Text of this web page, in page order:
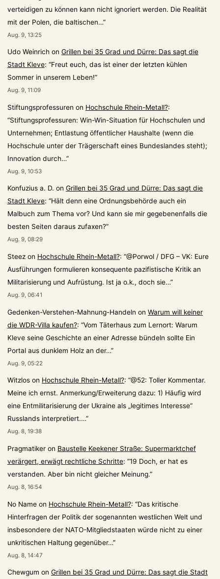
verteidigen zu können kann nicht ignoriert werden. Die Realität
mit der Polen, die baltischen…”
Aug. 9, 13:25
Udo Weinrich on Grillen bei 35 Grad und Dürre: Das sagt die
Stadt Kleve: “Freut euch, das ist einer der letzten kühlen
Sommer in unserem Leben!”
Aug. 9, 11:09
Stiftungsprofessuren on Hochschule Rhein-Metall?:
“Stiftungsprofessuren: Win-Win-Situation für Hochschulen und
Unternehmen; Entlastung öffentlicher Haushalte (wenn die
Hochschule unter der Trägerschaft eines Bundeslandes steht);
Innovation durch…”
Aug. 9, 10:53
Konfuzius a. D. on Grillen bei 35 Grad und Dürre: Das sagt die
Stadt Kleve: “Hält denn eine Ordnungsbehörde auch ein
Malbuch zum Thema vor? Und kann sie mir gegebenenfalls die
besten Seiten daraus zufaxen?”
Aug. 9, 08:29
Steez on Hochschule Rhein-Metall?: “@Porwol / DFG – VK: Eure
Ausführungen formulieren konsequente pazifistische Kritik an
Militarisierung und Aufrüstung. Ist ja o.k., doch sie…”
Aug. 9, 06:41
Gedenken-Verstehen-Mahnung-Handeln on Warum will keiner
die WDR-Villa kaufen?: “Vom Täterhaus zum Lernort: Warum
Kleve seine Geschichte an einer Adresse bündeln sollte Ein
Portal aus dunklem Holz an der…”
Aug. 9, 05:22
Witzlos on Hochschule Rhein-Metall?: “@52: Toller Kommentar.
Meine ich ernst. Anmerkung/Erweiterung dazu: 1) Häufig wird
eine Entmilitarisierung der Ukraine als „legitimes Interesse“
Russlands interpretiert.…”
Aug. 8, 19:38
Pragmatiker on Baustelle Keekener Straße: Supermarktchef
verärgert, erwägt rechtliche Schritte: “19 Doch, er hat es
verstanden. Aber bin nicht gleicher Meinung.”
Aug. 8, 16:54
No Name on Hochschule Rhein-Metall?: “Das kritische
Hinterfragen der Politik der sogenannten westlichen Welt und
insbesondere der NATO-Mitgliedstaaten würde nicht zu einer
unkritischen Haltung gegenüber…”
Aug. 8, 14:47
Chewgum on Grillen bei 35 Grad und Dürre: Das sagt die Stadt